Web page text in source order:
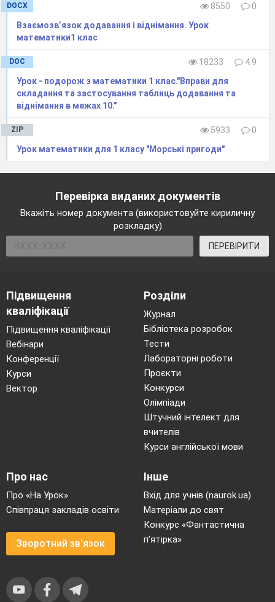
DOCX 8550
0
Взаємозвʼязок додавання і віднімання. Урок
математики1 клас
DOC 18233
4.9
Урок - подорож з математики 1 клас."Вправи для
складання та застосування таблиць додавання та
віднімання в межах 10."
ZIP 5933
0
Урок математики для 1 класу "Морські пригоди"
Перевірка виданих документів
Вкажіть номер документа (використовуйте кириличну
розкладку)
ПЕРЕВІРИТИ
Підвищення
кваліфікації
Підвищення кваліфікації
Вебінари
Конференції
Курси
Вектор
Розділи
Журнал
Бібліотека розробок
Тести
Лабораторні роботи
Проєкти
Конкурси
Олімпіади
Штучний інтелект для
вчителів
Курси англійської мови
Про нас
Про «На Урок»
Співпраця закладів освіти
Зворотний зв'язок
Інше
Вхід для учнів (naurok.ua)
Матеріали до свят
Конкурс «Фантастична
п’ятірка»